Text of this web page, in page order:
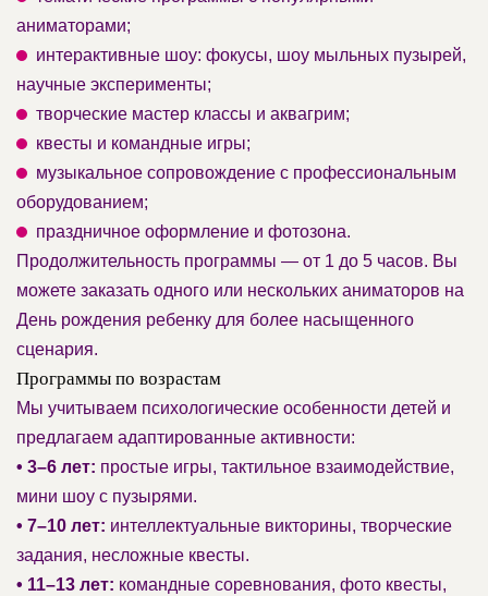
аниматорами;
интерактивные шоу: фокусы, шоу мыльных пузырей,
научные эксперименты;
творческие мастер классы и аквагрим;
квесты и командные игры;
музыкальное сопровождение с профессиональным
оборудованием;
праздничное оформление и фотозона.
Продолжительность программы — от 1 до 5 часов. Вы
можете заказать одного или нескольких аниматоров на
День рождения ребенку для более насыщенного
сценария.
Программы по возрастам
Мы учитываем психологические особенности детей и
предлагаем адаптированные активности:
• 3–6 лет: простые игры, тактильное взаимодействие,
мини шоу с пузырями.
• 7–10 лет: интеллектуальные викторины, творческие
задания, несложные квесты.
• 11–13 лет: командные соревнования, фото квесты,